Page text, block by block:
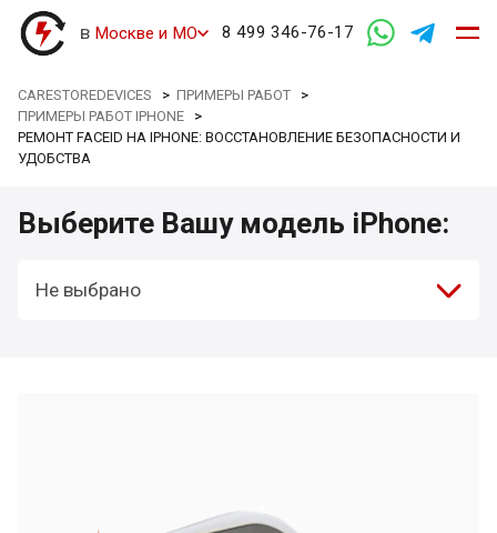
в Москве и МО 8 499 346-76-17
CARESTOREDEVICES >ПРИМЕРЫ РАБОТ >
ПРИМЕРЫ РАБОТ IPHONE >
РЕМОНТ FACEID НА IPHONE: ВОССТАНОВЛЕНИЕ БЕЗОПАСНОСТИ И
УДОБСТВА
Выберите Вашу модель iPhone:
Не выбрано